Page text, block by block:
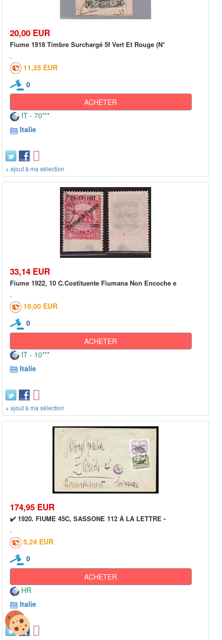
20,00 EUR
Fiume 1918 Timbre Surchargé 5f Vert Et Rouge (N°
11,35 EUR
0
ACHETER
IT - 70***
Italie
+ ajout à ma sélection
33,14 EUR
Fiume 1922, 10 C.Costituente Fiumana Non Encoche e
10,00 EUR
0
ACHETER
IT - 10***
Italie
+ ajout à ma sélection
174,95 EUR
✔️ 1920. FIUME 45C, SASSONE 112 À LA LETTRE -
5,24 EUR
0
ACHETER
HR
Italie